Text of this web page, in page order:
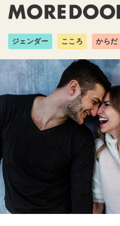
ジェンダー こころ からだ